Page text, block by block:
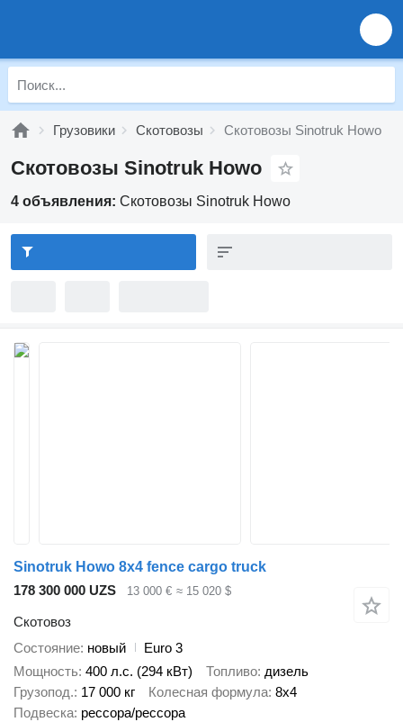
Грузовики Скотовозы Скотовозы Sinotruk Howo
Скотовозы Sinotruk Howo
4 объявления: Скотовозы Sinotruk Howo
Sinotruk Howo 8x4 fence cargo truck
178 300 000 UZS
13 000 € ≈ 15 020 $
Скотовоз
Состояние новый
Euro 3
Мощность 400 л.с. (294 кВт) Топливо дизель
Грузопод. 17 000 кг Колесная формула 8x4
Подвеска рессора/рессора